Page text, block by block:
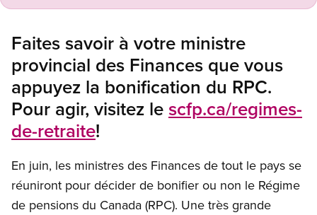
Faites savoir à votre ministre
provincial des Finances que vous
appuyez la bonification du RPC.
Pour agir, visitez le scfp.ca/regimes-
de-retraite!
En juin, les ministres des Finances de tout le pays se
réuniront pour décider de bonifier ou non le Régime
de pensions du Canada (RPC). Une très grande